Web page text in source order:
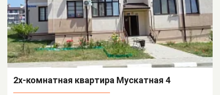
2х-комнатная квартира Мускатная 4